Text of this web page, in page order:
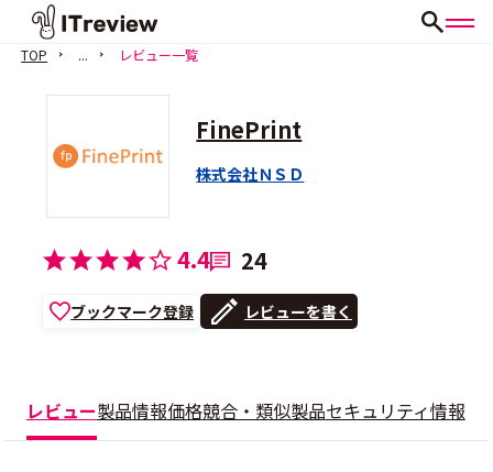
TOP ... レビュー一覧
FinePrint
株式会社ＮＳＤ
4.4 24
ブックマーク登録 レビューを書く
レビュー製品情報価格競合・類似製品セキュリティ情報